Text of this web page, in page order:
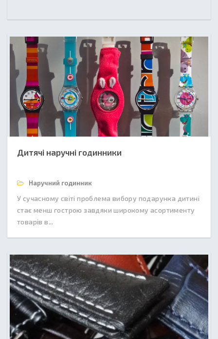
Дитячі наручні годинники
Наручний годинник
У сучасному світі проблема вибору подарунка дитині
стає менш гострою завдяки широкому асортименту
товарів в...